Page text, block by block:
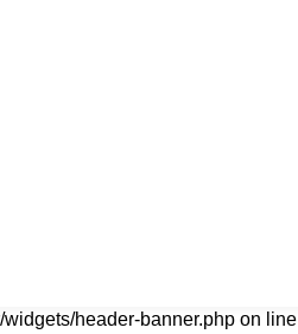
header-banner.php on line